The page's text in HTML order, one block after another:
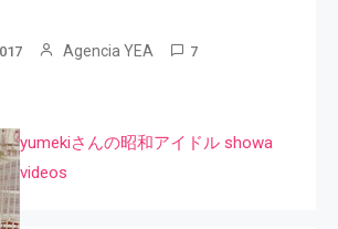
Agencia YEA 7
yumekiさんの昭和アイドル showa
videos